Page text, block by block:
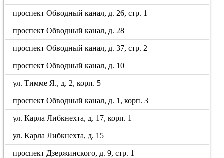
проспект Обводный канал, д. 26, стр. 1
проспект Обводный канал, д. 28
проспект Обводный канал, д. 37, стр. 2
проспект Обводный канал, д. 10
ул. Тимме Я., д. 2, корп. 5
проспект Обводный канал, д. 1, корп. 3
ул. Карла Либкнехта, д. 17, корп. 1
ул. Карла Либкнехта, д. 15
проспект Дзержинского, д. 9, стр. 1